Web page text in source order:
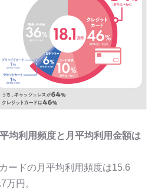
均利用頻度と月平均利用金額は
ードの月平均利用頻度は15.6
万円。